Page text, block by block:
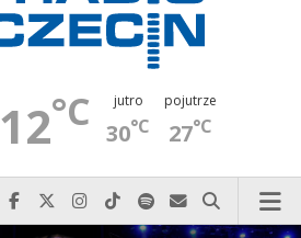
12°C jutro
30°C
pojutrze
27°C
Najlepiej po prostu do nas zadzwoń
Odwiedź nas na Facebook-u
Odwiedź nas na X
Odwiedź nas na Instagram-ie
Odwiedź nas na TikTok-u
Szukaj nas na Spotify
Wyślij do nas
Szukaj